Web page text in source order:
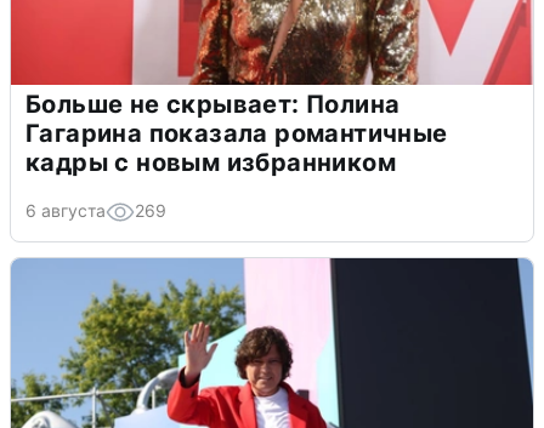
Больше не скрывает: Полина
Гагарина показала романтичные
кадры с новым избранником
6 августа 269